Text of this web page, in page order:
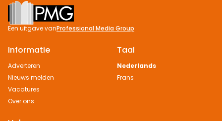
Footer
Een uitgave vanProfessional Media Group
Informatie
Adverteren
Nieuws melden
Vacatures
Over ons
Taal
Nederlands
Frans